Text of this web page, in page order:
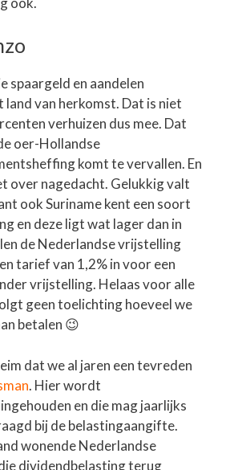
spaargeld en aandelen
land van herkomst. Dat is niet
verhuizen dus mee. Dat
oer-Hollandse
komt te vervallen. En
over nagedacht. Gelukkig valt
ook Suriname kent een soort
en deze ligt wat lager dan in
de Nederlandse vrijstelling
tarief van 1,2% in voor een
vrijstelling. Helaas voor alle
geen toelichting hoeveel we
betalen 😉
dat we al jaren een tevreden
. Hier wordt
en die mag jaarlijks
bij de belastingaangifte.
wonende Nederlandse
dividendbelasting terug